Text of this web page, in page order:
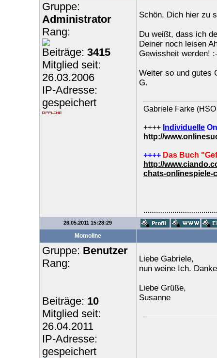
Gruppe:
Administrator
Rang:
Beiträge: 3415
Mitglied seit:
26.03.2006
IP-Adresse:
gespeichert
Schön, Dich hier zu
Du weißt, dass ich
Deiner noch leisen
Gewissheit werden!
Weiter so und gutes
G.
Gabriele Farke (HSO
++++ Individuelle
http://
++++ Das Buch
http://
chats-onlinespiele-
26.05.2011 15:28:29
Momoline
Gruppe: Benutzer
Rang:
Beiträge: 10
Mitglied seit:
26.04.2011
IP-Adresse:
gespeichert
Liebe Gabriele,
nun weine Ich.
Liebe Grüße,
Susanne